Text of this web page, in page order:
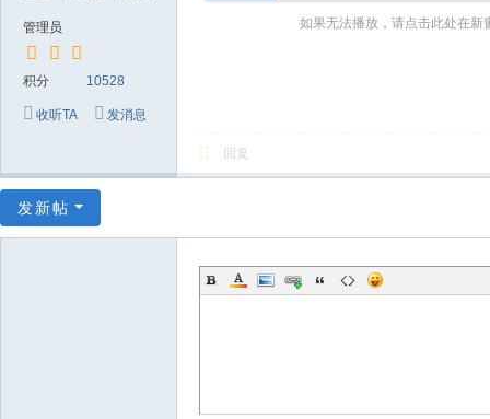
伴
下
管理员
积分 10528
收听TA 发消息
如果无法播放，请点击此处在新
回复
发新帖